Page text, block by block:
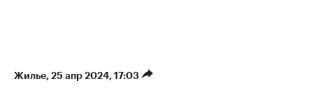
Жилье⁠, 25 апр 2024, 17:03